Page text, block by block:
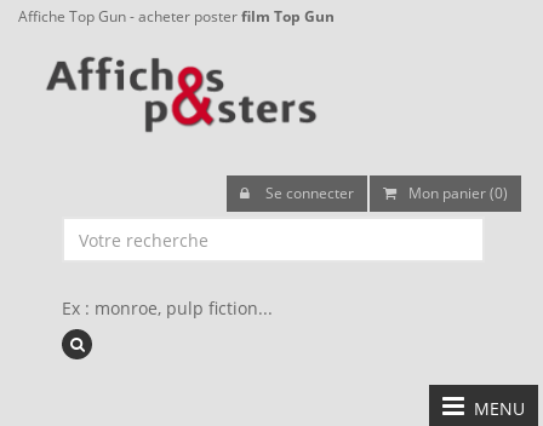
Affiche Top Gun - acheter posterfilm Top Gun
Se connecter Mon panier (0)
Ex : monroe, pulp fiction...
MENU